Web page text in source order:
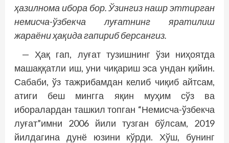
ҳазилнома ибора бор. Ўзингиз нашр эттирган
немисча-ўзбекча луғатнинг яратилиш
жараёни ҳақида гапириб берсангиз.
— Ҳақ гап, луғат тузишнинг ўзи ниҳоятда
машаққатли иш, уни чиқариш эса ундан қийин.
Сабаби, ўз тажрибамдан келиб чиқиб айтсам,
атиги беш мингга яқин муҳим сўз ва
иборалардан ташкил топган “Немисча-ўзбекча
луғат”имни 2006 йили тузган бўлсам, 2019
йилдагина дунё юзини кўрди. Хўш, бунинг